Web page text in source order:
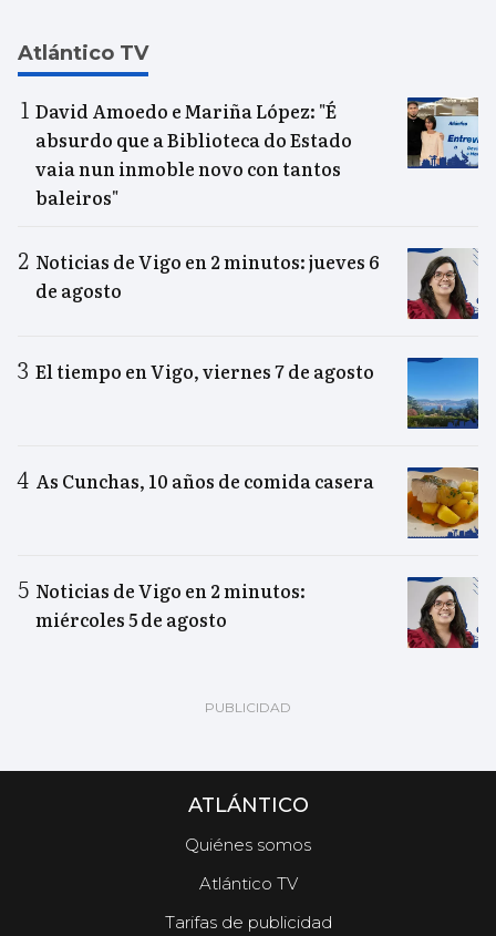
Atlántico TV
David Amoedo e Mariña López: "É
absurdo que a Biblioteca do Estado
vaia nun inmoble novo con tantos
baleiros"
Noticias de Vigo en 2 minutos: jueves 6
de agosto
El tiempo en Vigo, viernes 7 de agosto
As Cunchas, 10 años de comida casera
Noticias de Vigo en 2 minutos:
miércoles 5 de agosto
ATLÁNTICO
Quiénes somos
Atlántico TV
Tarifas de publicidad